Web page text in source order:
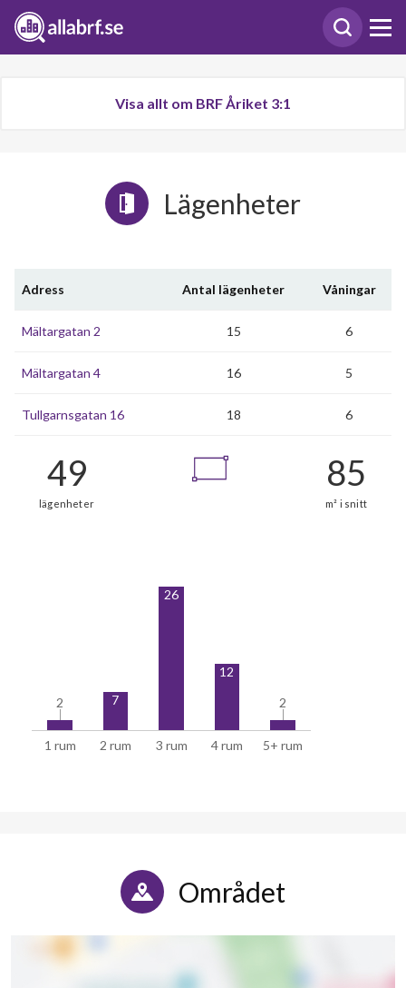
Visa allt om BRF Åriket 3:1
Lägenheter
Adress Antal lägenheter Våningar
Mältargatan 2 15 6
Mältargatan 4 16 5
Tullgarnsgatan 16 18 6
1 rum 2 rum 3 rum 4 rum 5+ rum
2
2 7
26
12
2
2
Området